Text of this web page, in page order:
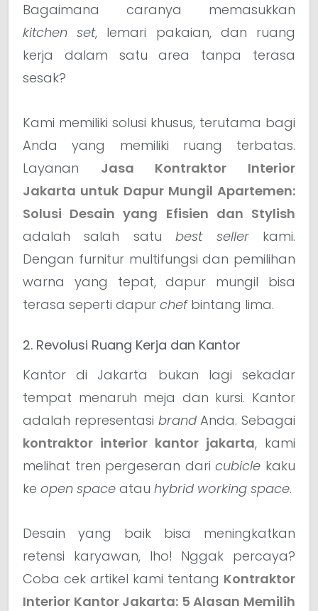
Bagaimana caranya memasukkan
kitchen set, lemari pakaian, dan ruang
kerja dalam satu area tanpa terasa
sesak?
Kami memiliki solusi khusus, terutama bagi
Anda yang memiliki ruang terbatas.
Layanan Jasa Kontraktor Interior
Jakarta untuk Dapur Mungil Apartemen:
Solusi Desain yang Efisien dan Stylish
adalah salah satubest sellerkami.
Dengan furnitur multifungsi dan pemilihan
warna yang tepat, dapur mungil bisa
terasa seperti dapur chefbintang lima.
2. Revolusi Ruang Kerja dan Kantor
Kantor di Jakarta bukan lagi sekadar
tempat menaruh meja dan kursi. Kantor
adalah representasi brandAnda. Sebagai
kontraktor interior kantor jakarta, kami
melihat tren pergeseran daricubicle kaku
ke open space atau hybrid working space.
Desain yang baik bisa meningkatkan
retensi karyawan, lho! Nggak percaya?
Coba cek artikel kami tentang Kontraktor
Interior Kantor Jakarta: 5 Alasan Memilih